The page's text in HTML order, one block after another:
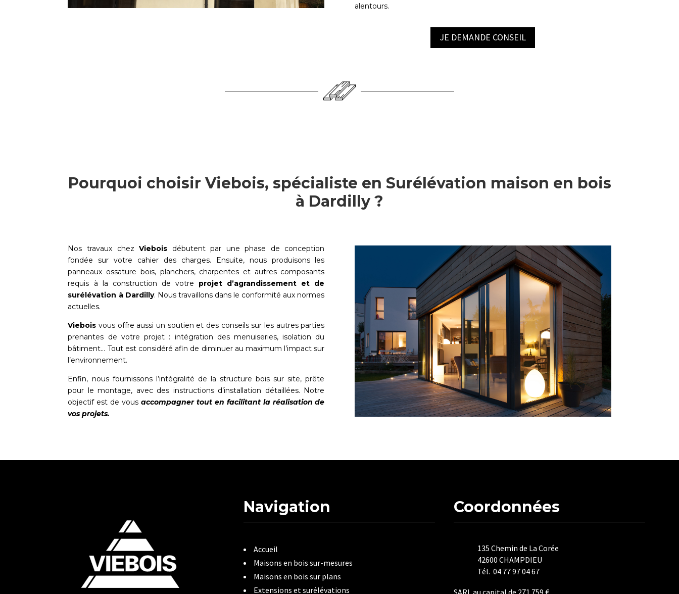
alentours.
JE DEMANDE CONSEIL
Pourquoi choisir Viebois, spécialiste en Surélévation maison en bois
à Dardilly ?
Nos travaux chezViebois débutent par une phase de conception
fondée sur votre cahier des charges. Ensuite, nous produisons les
panneaux ossature bois, planchers, charpentes et autres composants
requis à la construction de votre projet d’agrandissement et de
surélévation à Dardilly. Nous travaillons dans le conformité aux normes
actuelles.
Viebois vous offre aussi un soutien et des conseils sur les autres parties
prenantes de votre projet : intégration des menuiseries, isolation du
bâtiment… Tout est considéré afin de diminuer au maximum l’impact sur
l’environnement.
Enfin, nous fournissons l’intégralité de la structure bois sur site, prête
pour le montage, avec des instructions d’installation détaillées. Notre
objectif est de vousaccompagner tout en facilitant la réalisation de
vos projets.
Navigation
Accueil
Maisons en bois sur-mesures
Maisons en bois sur plans
Extensions et surélévations
Coordonnées
135 Chemin de La Corée
42600 CHAMPDIEU
Tél. 04 77 97 04 67